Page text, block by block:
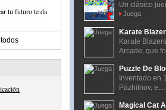
tu futuro te da
Un clásico
Juega
Karate
Karate
Arcade, que
Puzzle De
Inventado en
Pázhitnov,
Magical Cat